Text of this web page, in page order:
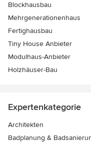
Blockhausbau
Mehrgenerationenhaus
Fertighausbau
Tiny House Anbieter
Modulhaus-Anbieter
Holzhäuser-Bau
Expertenkategorie
Architekten
Badplanung &